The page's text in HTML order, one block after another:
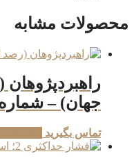
محصولات مشابه
جهان) – شماره
تماس بگیرید